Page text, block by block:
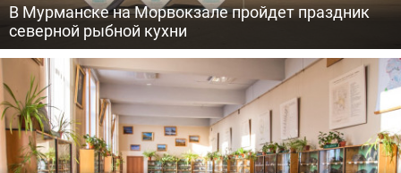
В Мурманске на Морвокзале пройдет праздник
северной рыбной кухни